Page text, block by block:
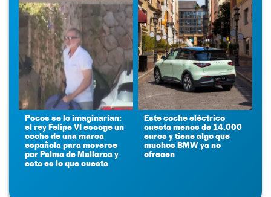
Pocos se lo imaginarían:
el rey Felipe VI escoge un
coche de una marca
española para moverse
por Palma de Mallorca y
esto es lo que cuesta
Este coche eléctrico
cuesta menos de 14.000
euros y tiene algo que
muchos BMW ya no
ofrecen